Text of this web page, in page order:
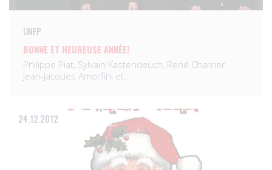
UNFP
BONNE ET HEUREUSE ANNÉE!
Philippe Piat, Sylvain Kastendeuch, René Charrier,
Jean-Jacques Amorfini et…
24.12.2012